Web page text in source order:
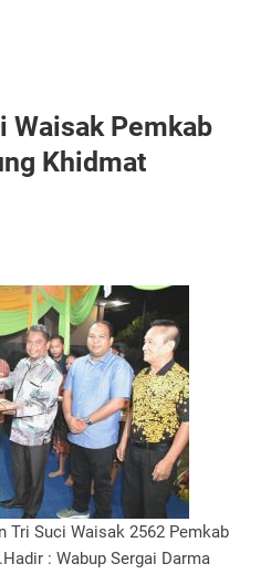
Waisak Pemkab
Khidmat
Tri Suci Waisak 2562 Pemkab
: Wabup Sergai Darma